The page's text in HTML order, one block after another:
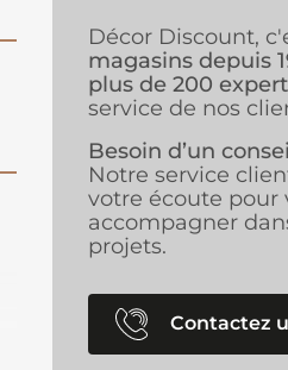
Décor Discount,
magasins depuis
plus de 200
service de nos
Besoin d’un
Notre service
votre écoute pour
accompagner
projets.
Contactez